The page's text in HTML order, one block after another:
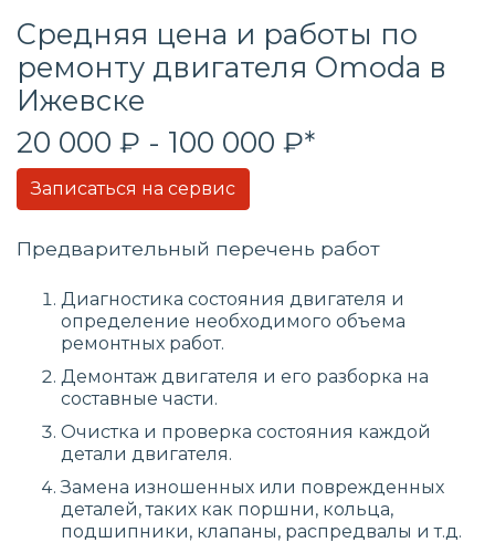
Средняя цена и работы по
ремонту двигателя Omoda в
Ижевске
20 000 ₽ - 100 000 ₽*
Записаться на сервис
Предварительный перечень работ
Диагностика состояния двигателя и
определение необходимого объема
ремонтных работ.
Демонтаж двигателя и его разборка на
составные части.
Очистка и проверка состояния каждой
детали двигателя.
Замена изношенных или поврежденных
деталей, таких как поршни, кольца,
подшипники, клапаны, распредвалы и т.д.